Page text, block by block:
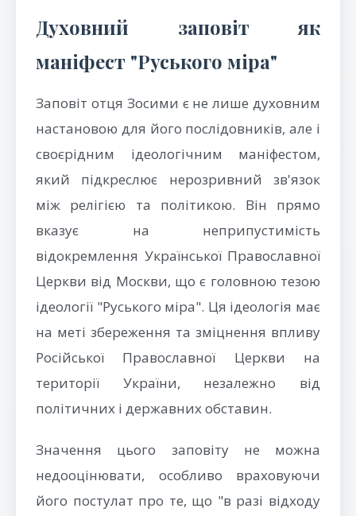
Духовний заповіт як
маніфест "Руського міра"
Заповіт отця Зосими є не лише духовним
настановою для його послідовників, але і
своєрідним ідеологічним маніфестом,
який підкреслює нерозривний зв'язок
між релігією та політикою. Він прямо
вказує на неприпустимість
відокремлення Української Православної
Церкви від Москви, що є головною тезою
ідеології "Руського міра". Ця ідеологія має
на меті збереження та зміцнення впливу
Російської Православної Церкви на
території України, незалежно від
політичних і державних обставин.
Значення цього заповіту не можна
недооцінювати, особливо враховуючи
його постулат про те, що "в разі відходу